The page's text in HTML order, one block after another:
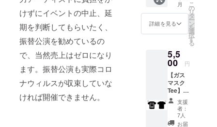
けずにイベントの中止、延
期を判断してもらいたく、
振替公演を勧めているの
で、当然売上はゼロになり
ます。振替公演も実際コロ
ナウィルスが収束していな
ければ開催できません。
み)。
・カ
ラー展
開 ブ
ラック /
ホワイ
時にご
希望の
カラー
タイプ
をお選
びくだ
さい。
・サイ
ズ展開
M / L /
月
詳細を見る
こ
の
リ
タ
ー
ン
を
選
択
す
る
5,5
00 円
【ガス
マスク
Tee】半
袖Tシャ
ツ
Design
ed by :
支援
者：
7人
お届